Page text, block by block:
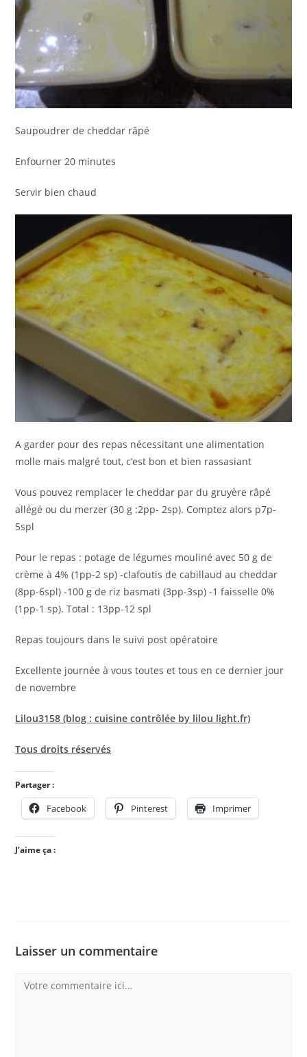
Saupoudrer de cheddar râpé
Enfourner 20 minutes
Servir bien chaud
A garder pour des repas nécessitant une alimentation
molle mais malgré tout, c’est bon et bien rassasiant
Vous pouvez remplacer le cheddar par du gruyère râpé
allégé ou du merzer (30 g :2pp- 2sp). Comptez alors p7p-
5spl
Pour le repas : potage de légumes mouliné avec 50 g de
crème à 4% (1pp-2 sp) -clafoutis de cabillaud au cheddar
(8pp-6spl) -100 g de riz basmati (3pp-3sp) -1 faisselle 0%
(1pp-1 sp). Total : 13pp-12 spl
Repas toujours dans le suivi post opératoire
Excellente journée à vous toutes et tous en ce dernier jour
de novembre
Lilou3158 (blog : cuisine contrôlée by lilou light.fr)
Tous droits réservés
Partager :
Facebook Pinterest Imprimer
J’aime ça :
Laisser un commentaire
Comment